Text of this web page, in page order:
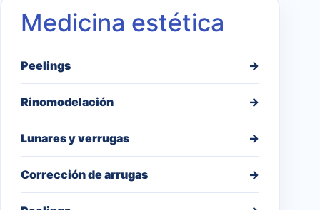
Medicina estética
Peelings →
Rinomodelación →
Lunares y verrugas →
Corrección de arrugas →